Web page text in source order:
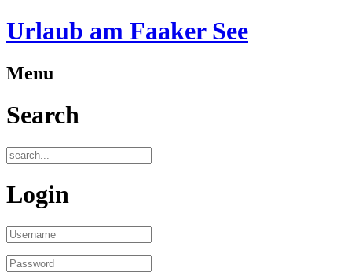
Urlaub am Faaker See
Menu
Search
Login